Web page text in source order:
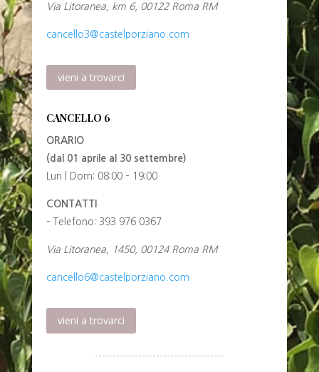
Via Litoranea, km 6, 00122 Roma RM
cancello3@castelporziano.com
vieni a trovarci
CANCELLO 6
ORARIO
(dal 01 aprile al 30 settembre)
Lun | Dom: 08:00 – 19:00
CONTATTI
– Telefono: 393 976 0367
Via Litoranea, 1450, 00124 Roma RM
cancello6@castelporziano.com
vieni a trovarci